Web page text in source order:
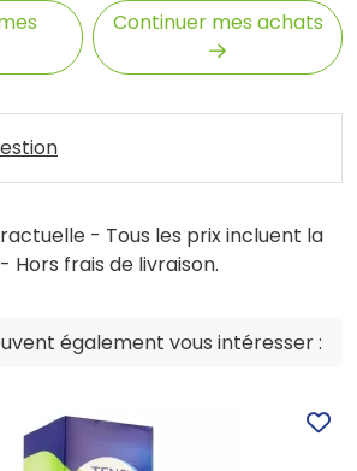
Continuer mes achats
- Tous les prix incluent la
Hors frais de livraison.
également vous intéresser :